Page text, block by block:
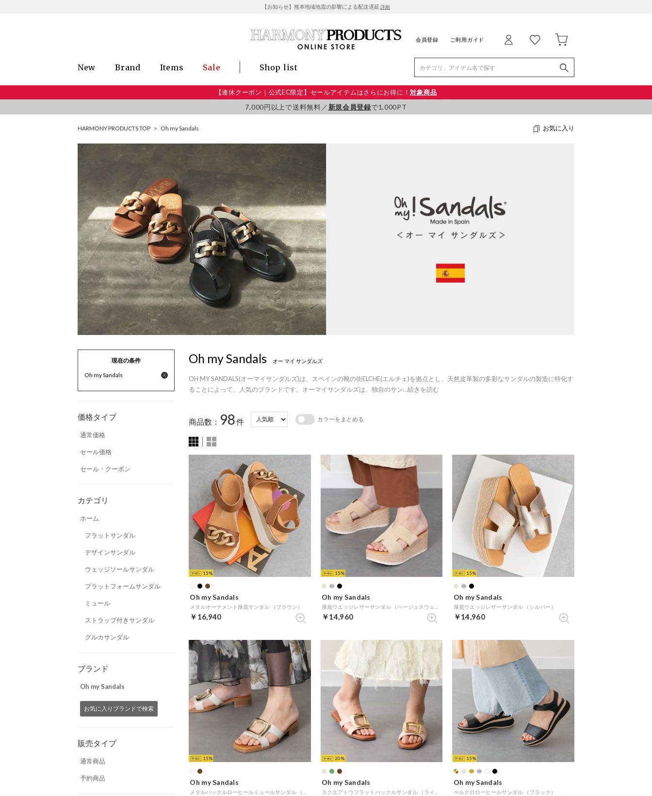
【お知らせ】熊本地域地震の影響による配送遅延 詳細
会員登録 ご利用ガイド
New Brand Items Sale Shop list
【連休クーポン｜公式EC限定】セールアイテムはさらにお得に！対象商品
7,000円以上で送料無料／ 新規会員登録で1,000PT
HARMONY PRODUCTS TOP > Oh my Sandals お気に入り
現在の条件
Oh my Sandals
価格タイプ
通常価格
セール価格
セール・クーポン
カテゴリ
ホーム
フラットサンダル
デザインサンダル
ウェッジソールサンダル
プラットフォームサンダル
ミュール
ストラップ付きサンダル
グルカサンダル
ブランド
Oh my Sandals
お気に入りブランドで検索
販売タイプ
通常商品
予約商品
Oh my Sandals オー マイ サンダルズ
OH MY SANDALS(オーマイサンダルズ)は、スペインの靴の街ELCHE(エルチェ)を拠点とし、天然皮革製の多彩なサンダルの製造に特化す
ることによって、人気のブランドです。オーマイサンダルズは、独自のサン…続きを読む
商品数： 98件 カラーをまとめる
15
Oh my Sandals
メタルオーナメント厚底サンダル （ブラウン）
￥16,940
15
Oh my Sandals
￥14,960
15
Oh my Sandals
厚底ウエッジレザーサンダル （シルバー）
￥14,960
15
Oh my Sandals
20
Oh my Sandals
15
Oh my Sandals
ベルクロローヒールサンダル （ブラック）